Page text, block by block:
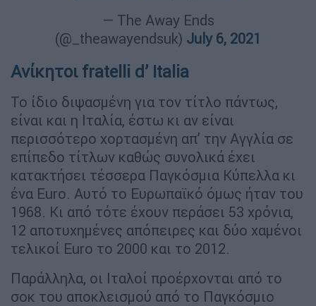
— The Away Ends
(@_theawayendsuk) July 6, 2021
Ανίκητοι fratelli d’ Italia
Το ίδιο διψασμένη για τον τίτλο πάντως,
είναι και η Ιταλία, έστω κι αν είναι
περισσότερο χορτασμένη απ’ την Αγγλία σε
επίπεδο τίτλων καθώς συνολικά έχει
κατακτήσει τέσσερα Παγκόσμια Κύπελλα κι
ένα Euro. Αυτό το Ευρωπαϊκό όμως ήταν του
1968. Κι από τότε έχουν περάσει 53 χρόνια,
12 αποτυχημένες απόπειρες και δύο χαμένοι
τελικοί Euro το 2000 και το 2012.
Παράλληλα, οι Ιταλοί προέρχονται από το
σοκ του αποκλεισμού από το Παγκόσμιο